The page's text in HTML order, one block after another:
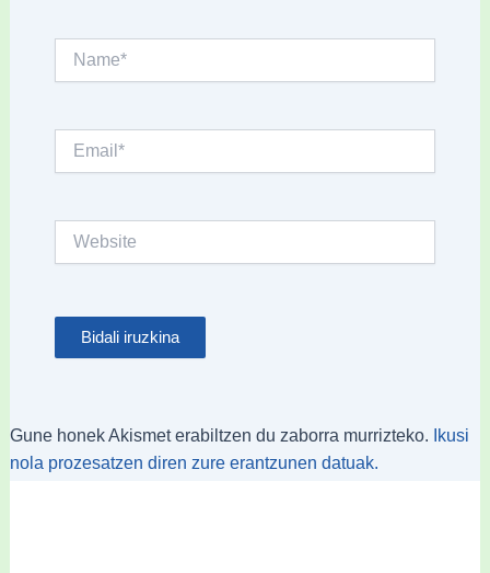
Gune honek Akismet erabiltzen du zaborra murrizteko.
Ikusi
nola prozesatzen diren zure erantzunen datuak.